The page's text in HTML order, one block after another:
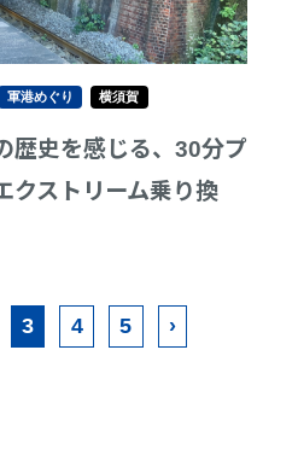
軍港めぐり 横須賀
歴史を感じる、30分プ
クストリーム乗り換
3 4 5 ›